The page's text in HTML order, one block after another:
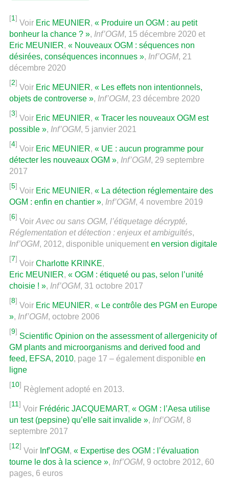
[1]
Voir Eric MEUNIER, « Produire un OGM : au petit
bonheur la chance ? », Inf’OGM, 15 décembre 2020 et
Eric MEUNIER, « Nouveaux OGM : séquences non
désirées, conséquences inconnues », Inf’OGM, 21
décembre 2020
[2]
Voir Eric MEUNIER, « Les effets non intentionnels,
objets de controverse », Inf’OGM, 23 décembre 2020
[3]
Voir Eric MEUNIER, « Tracer les nouveaux OGM est
possible », Inf’OGM, 5 janvier 2021
[4]
Voir Eric MEUNIER, « UE : aucun programme pour
détecter les nouveaux OGM », Inf’OGM, 29 septembre
2017
[5]
Voir Eric MEUNIER, « La détection réglementaire des
OGM : enfin en chantier », Inf’OGM, 4 novembre 2019
[6]
Voir Avec ou sans OGM, l’étiquetage décrypté,
Réglementation et détection : enjeux et ambiguïtés,
Inf’OGM, 2012, disponible uniquement en version digitale
[7]
Voir Charlotte KRINKE,
Eric MEUNIER, « OGM : étiqueté ou pas, selon l’unité
choisie ! », Inf’OGM, 31 octobre 2017
[8]
Voir Eric MEUNIER, « Le contrôle des PGM en Europe
», Inf’OGM, octobre 2006
[9]
Scientific Opinion on the assessment of allergenicity of
GM plants and microorganisms and derived food and
feed, EFSA, 2010, page 17 – également disponible en
ligne
[10]
Règlement adopté en 2013.
[11]
Voir Frédéric JACQUEMART, « OGM : l’Aesa utilise
un test (pepsine) qu’elle sait invalide », Inf’OGM, 8
septembre 2017
[12]
Voir Inf’OGM, « Expertise des OGM : l’évaluation
tourne le dos à la science », Inf’OGM, 9 octobre 2012, 60
pages, 6 euros